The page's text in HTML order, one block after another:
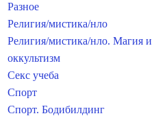
Разное
Религия/мистика/нло
Религия/мистика/нло. Магия и
оккультизм
Секс учеба
Спорт
Спорт. Бодибилдинг